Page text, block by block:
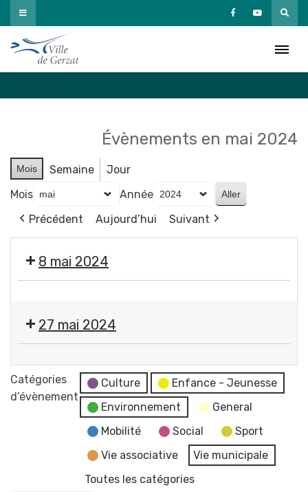
Passer
au
contenu
Évènements en mai 2024
Mois Semaine
Jour
Mois
Année
Précédent
Aujourd’hui Suivant
8 mai 2024
commémorative
de
la
Victoire
du
27 mai 2024
Réunion
du
Catégories
d’évènement
Culture
Enfance - Jeunesse
Environnement
General
Mobilité
Social
Sport
Vie associative
Vie municipale
Toutes les catégories